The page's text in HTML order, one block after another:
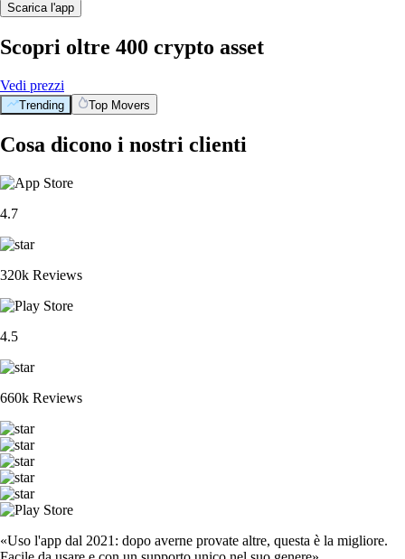
Scarica l'app
Scopri oltre 400 crypto asset
Vedi prezzi
Trending Top Movers
Cosa dicono i nostri clienti
4.7
320k Reviews
4.5
660k Reviews
«Uso l'app dal 2021: dopo averne provate altre, questa è la migliore.